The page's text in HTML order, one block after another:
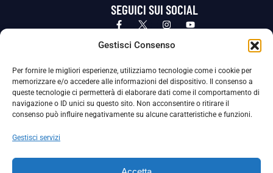
Gestisci Consenso
Per fornire le migliori esperienze, utilizziamo tecnologie come i cookie per
memorizzare e/o accedere alle informazioni del dispositivo. Il consenso a
queste tecnologie ci permetterà di elaborare dati come il comportamento di
navigazione o ID unici su questo sito. Non acconsentire o ritirare il
consenso può influire negativamente su alcune caratteristiche e funzioni.
Gestisci servizi
SEGUICI SUI SOCIAL
Privacy Policy Cookie Policy
La Società ha nominato il Responsabile della Protezione dei Dati Personali (DPO), figura specializzata che vigila sulle modalità
adottate dalla nostra Società per tutelare i Suoi dati personali.
Per contattare il DPO può scrivere a